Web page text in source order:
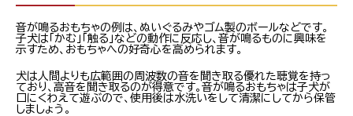
音が鳴るおもちゃの例は、ぬいぐるみやゴム製のボールなどです。
子犬は「かむ」「触る」などの動作に反応し、音が鳴るものに興味を
示すため、おもちゃへの好奇心を高められます。
犬は人間よりも広範囲の周波数の音を聞き取る優れた聴覚を持っ
ており、高音を聞き取るのが得意です。音が鳴るおもちゃは子犬が
口にくわえて遊ぶので、使用後は水洗いをして清潔にしてから保管
しましょう。